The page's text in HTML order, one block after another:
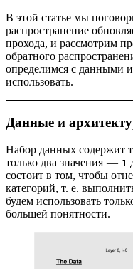
В этой статье мы
распространение
прохода, и рассмотрим
обратного
определимся с данными
использовать.
Данные и
Набор данных содержит
только два значения — 1
состоит в том, чтобы
категорий, т. е.
будем использовать
большей понятности.